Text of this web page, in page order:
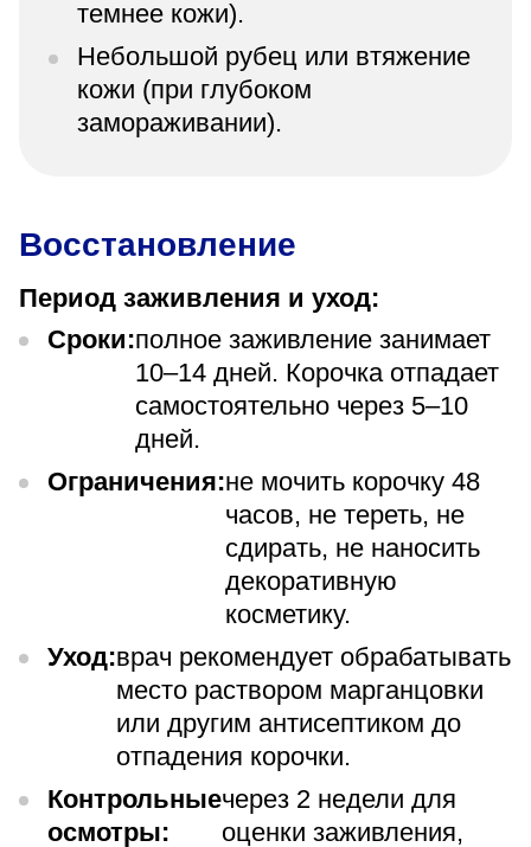
темнее кожи).
Небольшой рубец или втяжение
кожи (при глубоком
замораживании).
Восстановление
Период заживления и уход:
Сроки:полное заживление занимает
10–14 дней. Корочка отпадает
самостоятельно через 5–10
дней.
Ограничения:не мочить корочку 48
часов, не тереть, не
сдирать, не наносить
декоративную
косметику.
Уход:врач рекомендует обрабатывать
место раствором марганцовки
или другим антисептиком до
отпадения корочки.
Контрольные
осмотры:
через 2 недели для
оценки заживления,